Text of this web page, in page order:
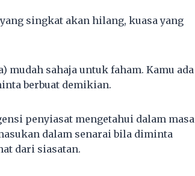
singkat akan hilang, kuasa yang
mudah sahaja untuk faham. Kamu ada
berbuat demikian.
penyiasat mengetahui dalam masa
dalam senarai bila diminta
dari siasatan.